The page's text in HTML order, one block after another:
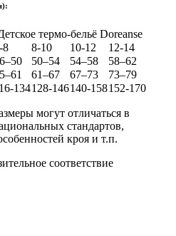
8 8-10 10-12
12-14
50–54 54–58
58–62
61–67 67–73
73–79
134128-146140-158152-170
могут отличаться в
стандартов,
кроя и т.п.
соответствие